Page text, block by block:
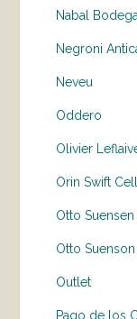
Nabal
Negroni
Neveu
Oddero
Olivier
Orin Swift
Otto Suensen
Otto Suenson
Outlet
Pago de los